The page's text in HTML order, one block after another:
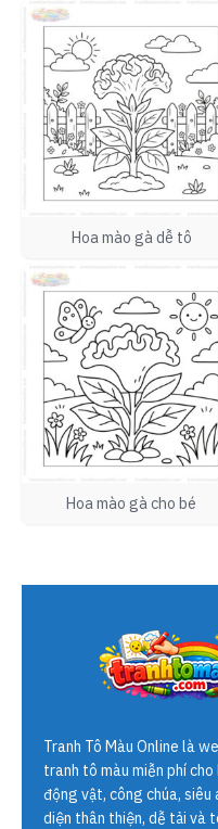
Hoa mào gà dễ tô
Hoa mào gà cho bé
Tranh Tô Màu Online là
tranh tô màu miễn phí
động vật, công chúa, siêu
diện thân thiện, dễ tải và